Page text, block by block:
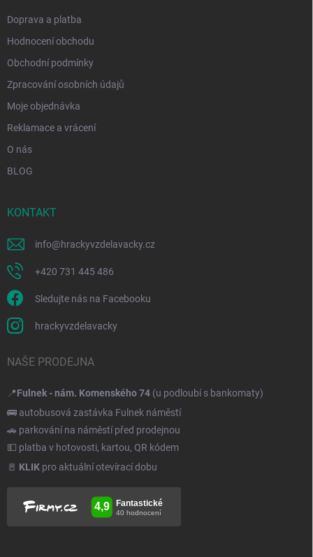
Doprava a platba
Hodnocení obchodu
Obchodní podmínky
Zpracování osobních údajů
Moje objednávka
Reklamace a vrácení
O nás
BLOG
KONTAKT
info@hrackyvzdelavacky.cz
+420 731 445 486
Sledujte nás na Facebooku
hrackyvzdelavacky
NAŠE PRODEJNA
📍Fulnek - nám. Komenského 74 (u podloubí s bankomaty)
🚌 autobusová zastávka Fulnek náměstí
🚗 parkování na náměstí před prodejnou
💵 platba v hotovosti, kartou, QR kódem
🚪 KLIK pro aktuální otevírací dobu